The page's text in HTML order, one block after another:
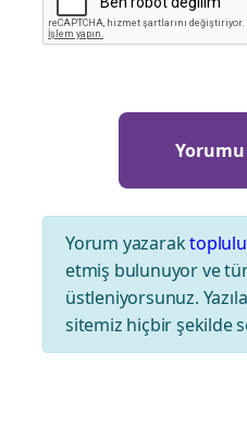
Yorum yazarak
etmiş bulunuyor ve
üstleniyorsunuz.
sitemiz hiçbir şekilde